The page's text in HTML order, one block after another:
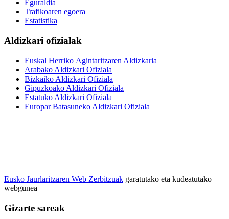
Eguraldia
Trafikoaren egoera
Estatistika
Aldizkari ofizialak
Euskal Herriko Agintaritzaren Aldizkaria
Arabako Aldizkari Ofiziala
Bizkaiko Aldizkari Ofiziala
Gipuzkoako Aldizkari Ofiziala
Estatuko Aldizkari Ofiziala
Europar Batasuneko Aldizkari Ofiziala
Eusko Jaurlaritzaren Web Zerbitzuak garatutako eta kudeatutako
webgunea
Gizarte sareak